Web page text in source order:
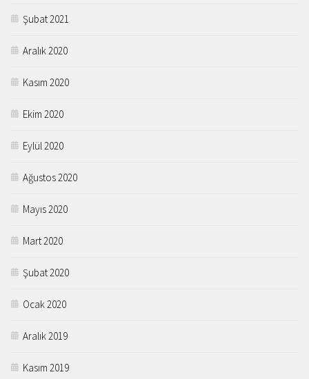
Şubat 2021
Aralık 2020
Kasım 2020
Ekim 2020
Eylül 2020
Ağustos 2020
Mayıs 2020
Mart 2020
Şubat 2020
Ocak 2020
Aralık 2019
Kasım 2019